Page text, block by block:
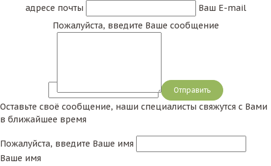
адресе почты
Ваш E-mail
Пожалуйста, введите Ваше сообщение
Сообщение
Оставьте своё сообщение, наши специалисты свяжутся с Вами
в ближайшее время
Пожалуйста, введите Ваше имя
Ваше имя